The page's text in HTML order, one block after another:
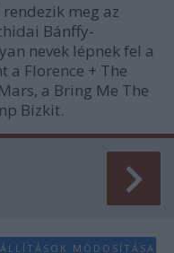
meg az
Bánffy-
nevek lépnek fel a
a Florence + The
a Bring Me The
Bizkit.
MÓDOSÍTÁSA